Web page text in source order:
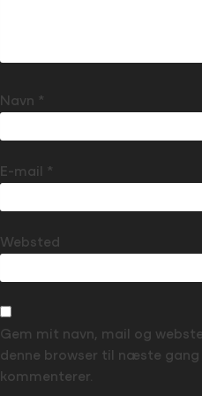
Navn *
E-mail *
Websted
Gem mit navn, mail og
denne browser til næste gang
kommenterer.